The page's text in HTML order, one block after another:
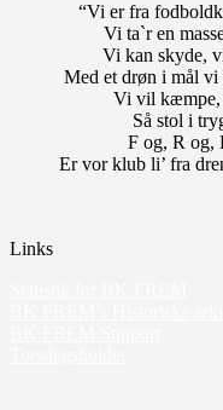
“Vi er fra
Vi ta`r en
Vi kan skyde,
Med et drøn i mål vi
Vi vil kæmpe,
Så stol i
F og, R og,
Er vor klub li’ fra
Links